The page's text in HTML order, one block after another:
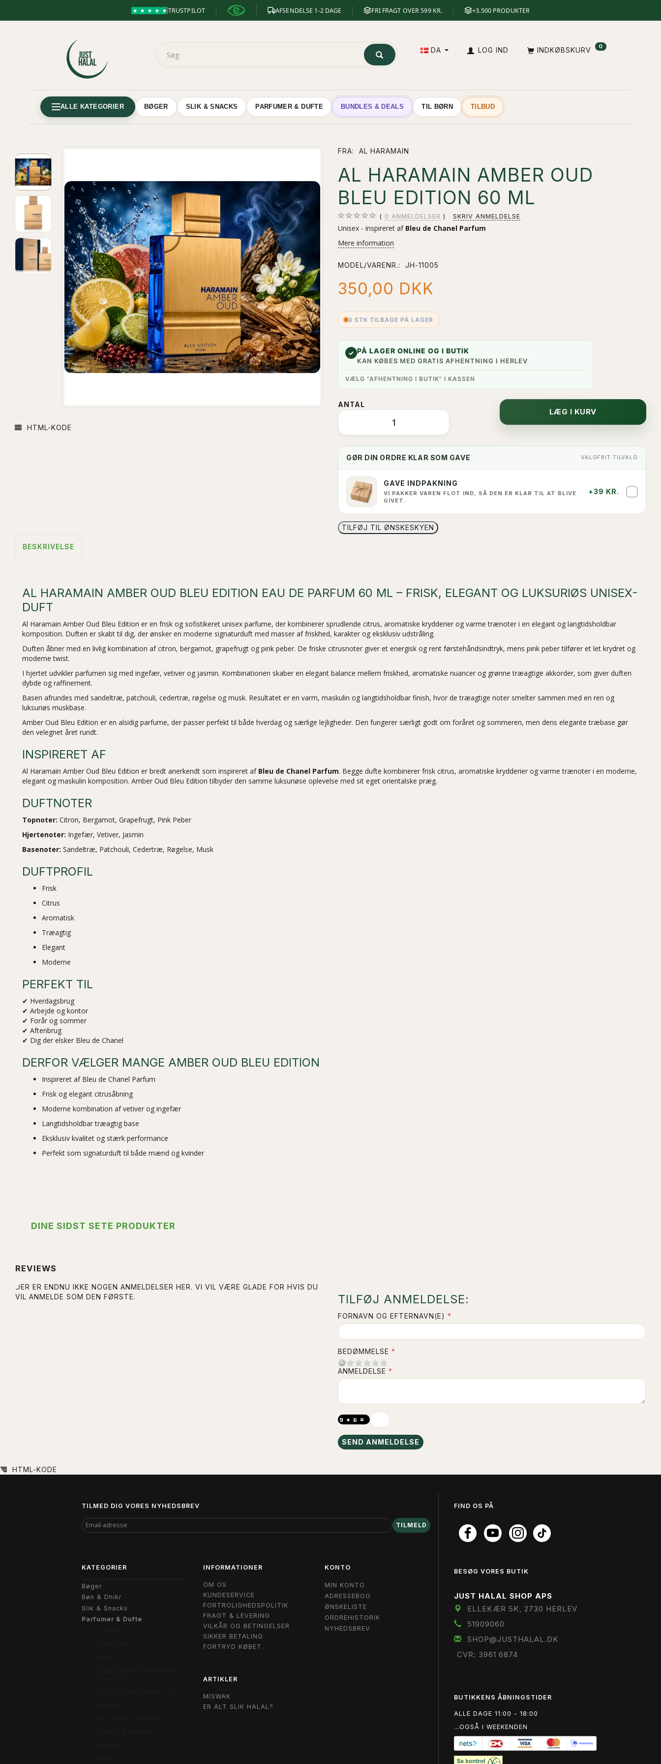
TRUSTPILOT AFSENDELSE 1-2 DAGE FRI FRAGT OVER 599 KR. +3.500 PRODUKTER
DA LOG IND INDKØBSKURV 0
ALLE KATEGORIER BØGER SLIK & SNACKS PARFUMER & DUFTE BUNDLES & DEALS TIL BØRN TILBUD
HTML-KODE
FRA: AL HARAMAIN
AL HARAMAIN AMBER OUD
BLEU EDITION 60 ML
0 ANMELDELSER SKRIV ANMELDELSE
Unisex - inspireret af Bleu de Chanel Parfum
Mere information
MODEL/VARENR.: JH-11005
350,00 DKK
3 STK TILBAGE PÅ LAGER
✓ PÅ LAGER ONLINE OG I BUTIK
KAN KØBES MED GRATIS AFHENTNING I HERLEV
VÆLG “AFHENTNING I BUTIK” I KASSEN
ANTAL
LÆG I KURV
GØR DIN ORDRE KLAR SOM GAVE VALGFRIT TILVALG
GAVE INDPAKNING
VI PAKKER VAREN FLOT IND, SÅ DEN ER KLAR TIL AT BLIVE
GIVET.
+39 KR.
TILFØJ TIL ØNSKESKYEN
BESKRIVELSE
AL HARAMAIN AMBER OUD BLEU EDITION EAU DE PARFUM 60 ML – FRISK, ELEGANT OG LUKSURIØS UNISEX-
DUFT
Al Haramain Amber Oud Bleu Edition er en frisk og sofistikeret unisex parfume, der kombinerer sprudlende citrus, aromatiske krydderier og varme trænoter i en elegant og langtidsholdbar
komposition. Duften er skabt til dig, der ønsker en moderne signaturduft med masser af friskhed, karakter og eksklusiv udstråling.
Duften åbner med en livlig kombination af citron, bergamot, grapefrugt og pink peber. De friske citrusnoter giver et energisk og rent førstehåndsindtryk, mens pink peber tilfører et let krydret og
moderne twist.
I hjertet udvikler parfumen sig med ingefær, vetiver og jasmin. Kombinationen skaber en elegant balance mellem friskhed, aromatiske nuancer og grønne træagtige akkorder, som giver duften
dybde og raffinement.
Basen afrundes med sandeltræ, patchouli, cedertræ, røgelse og musk. Resultatet er en varm, maskulin og langtidsholdbar finish, hvor de træagtige noter smelter sammen med en ren og
luksuriøs muskbase.
Amber Oud Bleu Edition er en alsidig parfume, der passer perfekt til både hverdag og særlige lejligheder. Den fungerer særligt godt om foråret og sommeren, men dens elegante træbase gør
den velegnet året rundt.
INSPIRERET AF
Al Haramain Amber Oud Bleu Edition er bredt anerkendt som inspireret af Bleu de Chanel Parfum. Begge dufte kombinerer frisk citrus, aromatiske krydderier og varme trænoter i en moderne,
elegant og maskulin komposition. Amber Oud Bleu Edition tilbyder den samme luksuriøse oplevelse med sit eget orientalske præg.
DUFTNOTER
Topnoter: Citron, Bergamot, Grapefrugt, Pink Peber
Hjertenoter: Ingefær, Vetiver, Jasmin
Basenoter: Sandeltræ, Patchouli, Cedertræ, Røgelse, Musk
DUFTPROFIL
Frisk
Citrus
Aromatisk
Træagtig
Elegant
Moderne
PERFEKT TIL
✔ Hverdagsbrug
✔ Arbejde og kontor
✔ Forår og sommer
✔ Aftenbrug
✔ Dig der elsker Bleu de Chanel
DERFOR VÆLGER MANGE AMBER OUD BLEU EDITION
Inspireret af Bleu de Chanel Parfum
Frisk og elegant citrusåbning
Moderne kombination af vetiver og ingefær
Langtidsholdbar træagtig base
Eksklusiv kvalitet og stærk performance
Perfekt som signaturduft til både mænd og kvinder
DINE SIDST SETE PRODUKTER
REVIEWS
DER ER ENDNU IKKE NOGEN ANMELDELSER HER. VI VIL VÆRE GLADE FOR HVIS DU
VIL ANMELDE SOM DEN FØRSTE.
TILFØJ ANMELDELSE:
FORNAVN OG EFTERNAVN(E)
BEDØMMELSE
ANMELDELSE
SEND ANMELDELSE
HTML-KODE
TILMED DIG VORES NYHEDSBREV
EMAIL-
ADRESSE
TILMELD
KATEGORIER
Bøger
Bøn & Dhikr
Slik & Snacks
Parfumer & Dufte
INFORMATIONER
OM OS
KUNDESERVICE
FORTROLIGHEDSPOLITIK
FRAGT & LEVERING
VILKÅR OG BETINGELSER
SIKKER BETALING
FORTRYD KØBET
ARTIKLER
MISWAK
ER ALT SLIK HALAL?
KONTO
MIN KONTO
ADRESSEBOG
ØNSKELISTE
ORDREHISTORIK
NYHEDSBREV
FIND OS PÅ
BESØG VORES BUTIK
JUST HALAL SHOP APS
ELLEKÆR 5K, 2730 HERLEV
51909060
SHOP@JUSTHALAL.DK
CVR: 3961 6874
BUTIKKENS ÅBNINGSTIDER
ALLE DAGE 11:00 - 18:00
...OGSÅ I WEEKENDEN